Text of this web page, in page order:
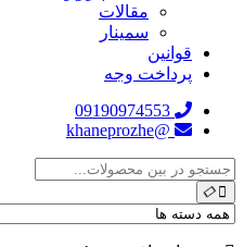
مقالات
سمینار
قوانین
پرداخت وجه
09190974553
@khaneprozhe